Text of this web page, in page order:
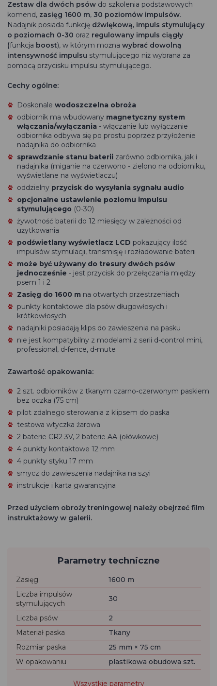
Zestaw dla dwóch psów do szkolenia podstawowych
komend, zasięg 1600 m, 30 poziomów impulsów.
Nadajnik posiada funkcję dźwiękową, impuls stymulujący
o poziomach 0-30 oraz regulowany impuls ciągły
(funkcja boost), w którym można wybrać dowolną
intensywność impulsu stymulującego niż wybrana za
pomocą przycisku impulsu stymulującego.
Cechy ogólne:
Doskonale wodoszczelna obroża
odbiornik ma wbudowany magnetyczny system
włączania/wyłączania - włączanie lub wyłączanie
odbiornika odbywa się po prostu poprzez przyłożenie
nadajnika do odbiornika
sprawdzanie stanu baterii zarówno odbiornika, jak i
nadajnika (miganie na czerwono - zielono na odbiorniku,
wyświetlane na wyświetlaczu)
oddzielny przycisk do wysyłania sygnału audio
opcjonalne ustawienie poziomu impulsu
stymulującego (0-30)
żywotność baterii do 12 miesięcy w zależności od
użytkowania
podświetlany wyświetlacz LCD pokazujący ilość
impulsów stymulacji, transmisję i rozładowanie baterii
może być używany do tresury dwóch psów
jednocześnie - jest przycisk do przełączania między
psem 1 i 2
Zasięg do 1600 m na otwartych przestrzeniach
punkty kontaktowe dla psów długowłosych i
krótkowłosych
nadajniki posiadają klips do zawieszenia na pasku
nie jest kompatybilny z modelami z serii d-control mini,
professional, d-fence, d-mute
Zawartość opakowania:
2 szt. odbiorników z tkanym czarno-czerwonym paskiem
bez oczka (75 cm)
pilot zdalnego sterowania z klipsem do paska
testowa wtyczka żarowa
2 baterie CR2 3V, 2 baterie AA (ołówkowe)
4 punkty kontaktowe 12 mm
4 punkty styku 17 mm
smycz do zawieszenia nadajnika na szyi
instrukcje i karta gwarancyjna
Przed użyciem obroży treningowej należy obejrzeć film
instruktażowy w galerii.
Parametry techniczne
Zasięg
1600 m
Liczba impulsów
stymulujących
30
Liczba psów
2
Materiał paska
Tkany
Rozmiar paska
25 mm × 75 cm
W opakowaniu
plastikowa obudowa szt.
Wszystkie parametry